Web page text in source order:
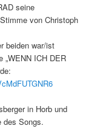
seine
von Christoph
beiden war/ist
„WENN ICH DER
in Horb und
des Songs.